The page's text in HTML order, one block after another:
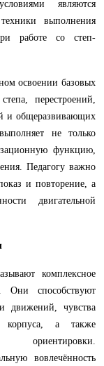
являются
выполнения
работе со степ-
освоении базовых
перестроений,
и общеразвивающих
не только
функцию,
Педагогу важно
и повторение, а
двигательной
комплексное
Они способствуют
движений, чувства
а также
ориентировки.
вовлечённость